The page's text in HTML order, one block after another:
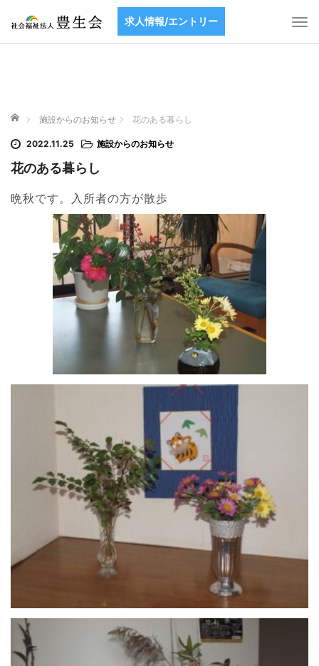
T
o
求人情報/エントリー
ホーム 施設からのお知らせ 花のある暮らし
2022.11.25 施設からのお知らせ
花のある暮らし
晩秋です。入所者の方が散歩